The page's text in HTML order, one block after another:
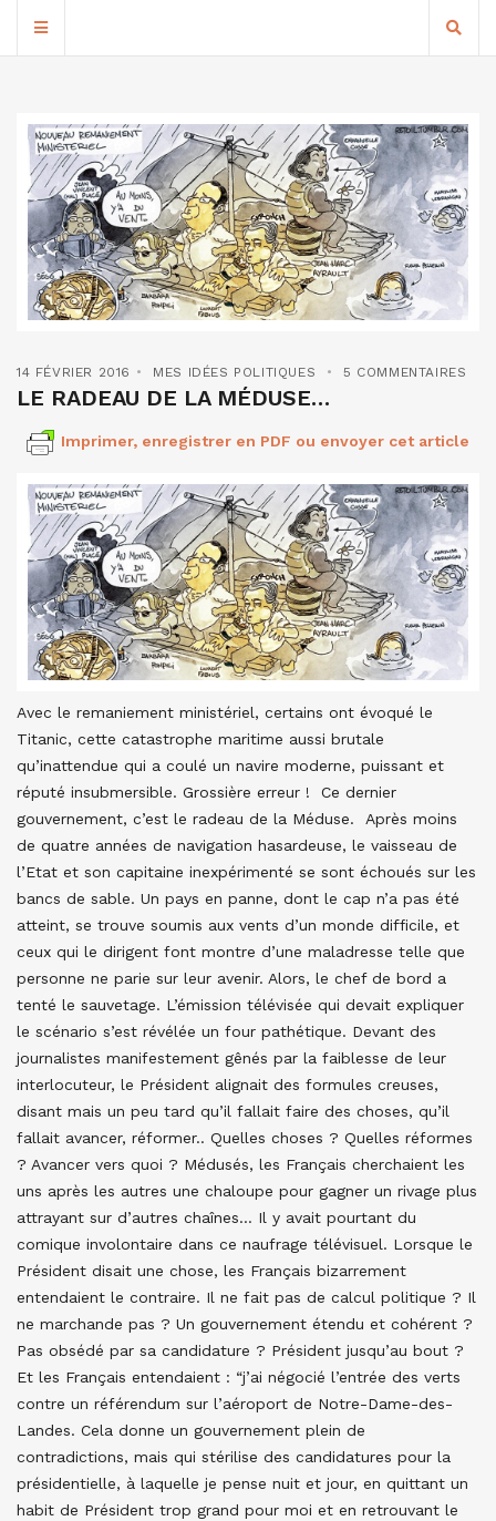
14 FÉVRIER 2016 MES IDÉES POLITIQUES 5 COMMENTAIRES
LE RADEAU DE LA MÉDUSE…
Imprimer, enregistrer en PDF ou envoyer cet article
Avec le remaniement ministériel, certains ont évoqué le
Titanic, cette catastrophe maritime aussi brutale
qu’inattendue qui a coulé un navire moderne, puissant et
réputé insubmersible. Grossière erreur ! Ce dernier
gouvernement, c’est le radeau de la Méduse. Après moins
de quatre années de navigation hasardeuse, le vaisseau de
l’Etat et son capitaine inexpérimenté se sont échoués sur les
bancs de sable. Un pays en panne, dont le cap n’a pas été
atteint, se trouve soumis aux vents d’un monde difficile, et
ceux qui le dirigent font montre d’une maladresse telle que
personne ne parie sur leur avenir. Alors, le chef de bord a
tenté le sauvetage. L’émission télévisée qui devait expliquer
le scénario s’est révélée un four pathétique. Devant des
journalistes manifestement gênés par la faiblesse de leur
interlocuteur, le Président alignait des formules creuses,
disant mais un peu tard qu’il fallait faire des choses, qu’il
fallait avancer, réformer.. Quelles choses ? Quelles réformes
? Avancer vers quoi ? Médusés, les Français cherchaient les
uns après les autres une chaloupe pour gagner un rivage plus
attrayant sur d’autres chaînes… Il y avait pourtant du
comique involontaire dans ce naufrage télévisuel. Lorsque le
Président disait une chose, les Français bizarrement
entendaient le contraire. Il ne fait pas de calcul politique ? Il
ne marchande pas ? Un gouvernement étendu et cohérent ?
Pas obsédé par sa candidature ? Président jusqu’au bout ?
Et les Français entendaient : “j’ai négocié l’entrée des verts
contre un référendum sur l’aéroport de Notre-Dame-des-
Landes. Cela donne un gouvernement plein de
contradictions, mais qui stérilise des candidatures pour la
présidentielle, à laquelle je pense nuit et jour, en quittant un
habit de Président trop grand pour moi et en retrouvant le